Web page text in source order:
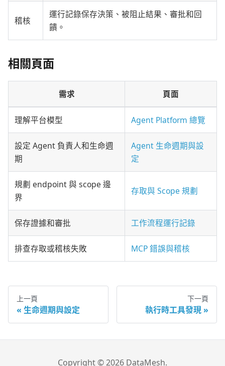
稽核
運行記錄保存決策、被阻止結果、審批和回
饋。
相關頁面
需求 頁面
理解平台模型 Agent Platform 總覽
設定 Agent 負責人和生命週
期
Agent 生命週期與設
定
規劃 endpoint 與 scope 邊
界
存取與 Scope 規劃
保存證據和審批 工作流程運行記錄
排查存取或稽核失敗 MCP 錯誤與稽核
上一頁
生命週期與設定
下一頁
執行時工具發現
Copyright © 2026 DataMesh.